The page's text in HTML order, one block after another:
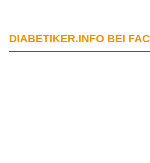
DIABETIKER.INFO BEI